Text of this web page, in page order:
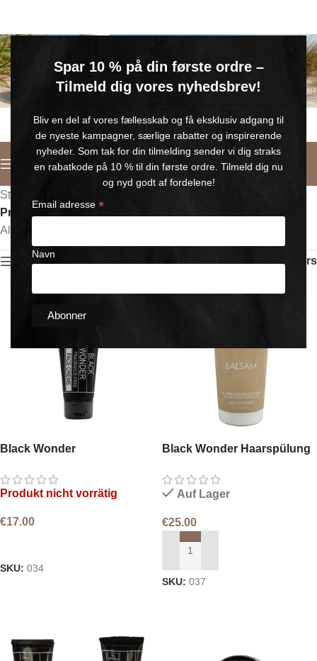
Spar 10 % på din første ordre –
Tilmeld dig vores nyhedsbrev!
Bliv en del af vores fællesskab og få eksklusiv adgang til
de nyeste kampagner, særlige rabatter og inspirerende
nyheder. Som tak for din tilmelding sender vi dig straks
en rabatkode på 10 % til din første ordre. Tilmeld dig nu
og nyd godt af fordelene!
Email adresse *
Navn
Køb for min. 600 kr.
🎁 Gælder til og med d. 9. august
Deutsch
Startseite
Produkte verschlagwortet mit „schwarzes Wunder“
Alle 6 Ergebnisse werden angezeigt
Show sidebar Filters
Black Wonder
Produkt nicht vorrätig
€17.00
SKU: 034
Black Wonder Haarspülung
Auf Lager
€25.00
IN DEN WARENKORB LEGEN
SKU: 037